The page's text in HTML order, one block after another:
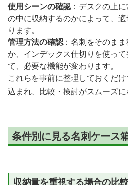
使用シーンの確認：デスクの上
の中に収納するのかによって、
ります。
管理方法の確認：名刺をそのま
か、インデックス仕切りを使っ
て、必要な機能が変わります。
これらを事前に整理しておくだ
込まれ、比較・検討がスムーズに
条件別に見る名刺ケース
収納量を重視する場合の比